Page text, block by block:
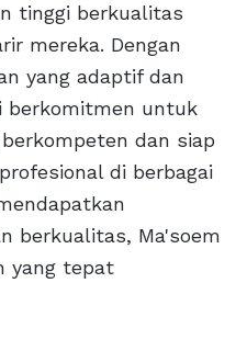
tinggi berkualitas
mereka. Dengan
yang adaptif dan
berkomitmen untuk
dan siap
di berbagai
berkualitas, Ma'soem
yang tepat